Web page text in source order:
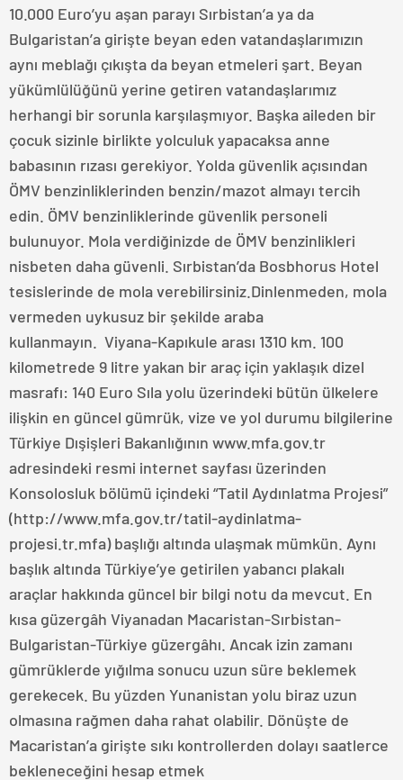
10.000 Euro’yu aşan parayı Sırbistan’a ya da
Bulgaristan’a girişte beyan eden vatandaşlarımızın
aynı meblağı çıkışta da beyan etmeleri şart. Beyan
yükümlülüğünü yerine getiren vatandaşlarımız
herhangi bir sorunla karşılaşmıyor. Başka aileden bir
çocuk sizinle birlikte yolculuk yapacaksa anne
babasının rızası gerekiyor. Yolda güvenlik açısından
ÖMV benzinliklerinden benzin/mazot almayı tercih
edin. ÖMV benzinliklerinde güvenlik personeli
bulunuyor. Mola verdiğinizde de ÖMV benzinlikleri
nisbeten daha güvenli. Sırbistan’da Bosbhorus Hotel
tesislerinde de mola verebilirsiniz.Dinlenmeden, mola
vermeden uykusuz bir şekilde araba
kullanmayın. Viyana-Kapıkule arası 1310 km. 100
kilometrede 9 litre yakan bir araç için yaklaşık dizel
masrafı: 140 Euro Sıla yolu üzerindeki bütün ülkelere
ilişkin en güncel gümrük, vize ve yol durumu bilgilerine
Türkiye Dışişleri Bakanlığının www.mfa.gov.tr
adresindeki resmi internet sayfası üzerinden
Konsolosluk bölümü içindeki “Tatil Aydınlatma Projesi”
(http://www.mfa.gov.tr/tatil-aydinlatma-
projesi.tr.mfa) başlığı altında ulaşmak mümkün. Aynı
başlık altında Türkiye’ye getirilen yabancı plakalı
araçlar hakkında güncel bir bilgi notu da mevcut. En
kısa güzergâh Viyanadan Macaristan-Sırbistan-
Bulgaristan-Türkiye güzergâhı. Ancak izin zamanı
gümrüklerde yığılma sonucu uzun süre beklemek
gerekecek. Bu yüzden Yunanistan yolu biraz uzun
olmasına rağmen daha rahat olabilir. Dönüşte de
Macaristan’a girişte sıkı kontrollerden dolayı saatlerce
bekleneceğini hesap etmek